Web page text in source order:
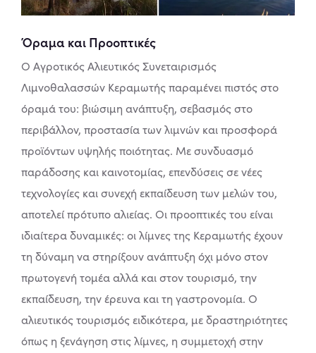
Όραμα και Προοπτικές
Ο Αγροτικός Αλιευτικός Συνεταιρισμός
Λιμνοθαλασσών Κεραμωτής παραμένει πιστός στο
όραμά του: βιώσιμη ανάπτυξη, σεβασμός στο
περιβάλλον, προστασία των λιμνών και προσφορά
προϊόντων υψηλής ποιότητας. Με συνδυασμό
παράδοσης και καινοτομίας, επενδύσεις σε νέες
τεχνολογίες και συνεχή εκπαίδευση των μελών του,
αποτελεί πρότυπο αλιείας. Οι προοπτικές του είναι
ιδιαίτερα δυναμικές: οι λίμνες της Κεραμωτής έχουν
τη δύναμη να στηρίξουν ανάπτυξη όχι μόνο στον
πρωτογενή τομέα αλλά και στον τουρισμό, την
εκπαίδευση, την έρευνα και τη γαστρονομία. Ο
αλιευτικός τουρισμός ειδικότερα, με δραστηριότητες
όπως η ξενάγηση στις λίμνες, η συμμετοχή στην